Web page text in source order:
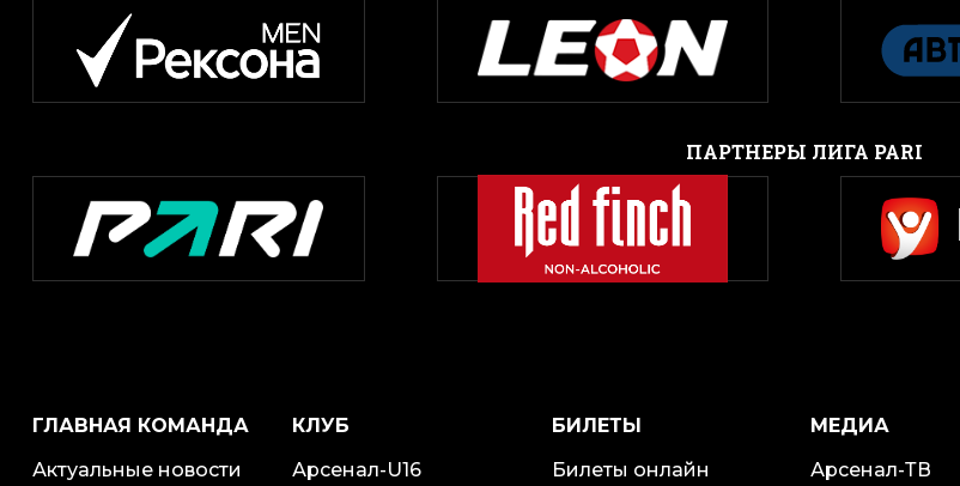
ПАРТНЕРЫ ЛИГА PARI
ГЛАВНАЯ КОМАНДА
Актуальные новости
КЛУБ
Арсенал-U16
БИЛЕТЫ
Билеты онлайн
МЕДИА
Арсенал-ТВ